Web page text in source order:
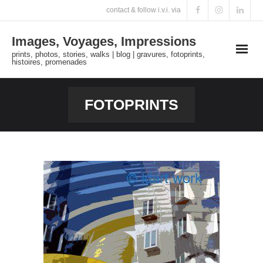
to
content
contact & follow i.v.i. via
Images, Voyages, Impressions
prints, photos, stories, walks | blog | gravures, fotoprints,
histoires, promenades
FOTOPRINTS